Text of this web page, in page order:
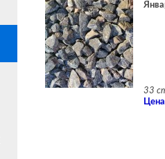
33